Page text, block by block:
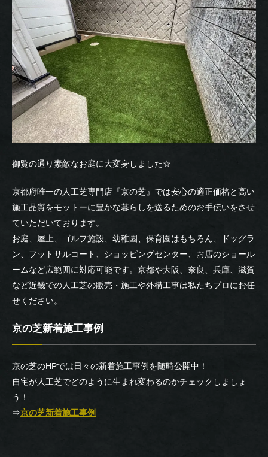
御覧の通り素敵なお庭に大変身しました☆
京都府唯一の人工芝専門店『京の芝』では安心の適正価格と高い
施工品質をモットーに豊かな暮らしを送るためのお手伝いをさせ
ていただいております。
お庭、屋上、ゴルフ施設、幼稚園、保育園はもちろん、ドッグラ
ン、フットサルコート、ショッピングセンター、お店のショール
ームなど広範囲に対応可能です。京都や大阪、奈良、兵庫、滋賀
など近畿での人工芝の販売・施工や外構工事は私たちプロにお任
せください。
京の芝新着施工事例
京の芝のHPでは日々の新着施工事例を随時公開中！
自宅が人工芝でどのように生まれ変わるのかチェックしましょ
う！
⇒京の芝新着施工事例